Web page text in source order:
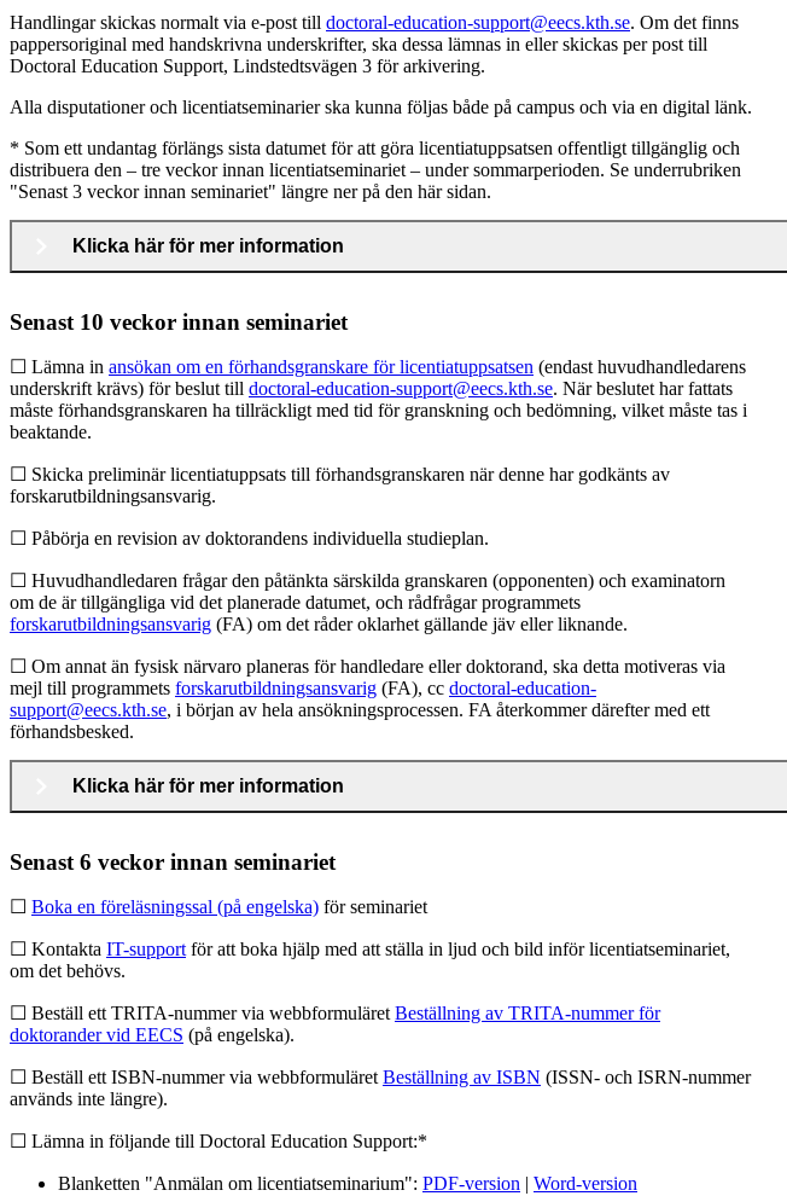
Handlingar skickas normalt via e-post till doctoral-education-support@eecs.kth.se. Om det finns
pappersoriginal med handskrivna underskrifter, ska dessa lämnas in eller skickas per post till
Doctoral Education Support, Lindstedtsvägen 3 för arkivering.
Alla disputationer och licentiatseminarier ska kunna följas både på campus och via en digital länk.
* Som ett undantag förlängs sista datumet för att göra licentiatuppsatsen offentligt tillgänglig och
distribuera den – tre veckor innan licentiatseminariet – under sommarperioden. Se underrubriken
"Senast 3 veckor innan seminariet" längre ner på den här sidan.
Klicka här för mer information
Senast 10 veckor innan seminariet
☐ Lämna in ansökan om en förhandsgranskare för licentiatuppsatsen (endast huvudhandledarens
underskrift krävs) för beslut till doctoral-education-support@eecs.kth.se. När beslutet har fattats
måste förhandsgranskaren ha tillräckligt med tid för granskning och bedömning, vilket måste tas i
beaktande.
☐ Skicka preliminär licentiatuppsats till förhandsgranskaren när denne har godkänts av
forskarutbildningsansvarig.
☐ Påbörja en revision av doktorandens individuella studieplan.
☐ Huvudhandledaren frågar den påtänkta särskilda granskaren (opponenten) och examinatorn
om de är tillgängliga vid det planerade datumet, och rådfrågar programmets
forskarutbildningsansvarig (FA) om det råder oklarhet gällande jäv eller liknande.
☐ Om annat än fysisk närvaro planeras för handledare eller doktorand, ska detta motiveras via
mejl till programmets forskarutbildningsansvarig (FA), cc doctoral-education-
support@eecs.kth.se, i början av hela ansökningsprocessen. FA återkommer därefter med ett
förhandsbesked.
Klicka här för mer information
Senast 6 veckor innan seminariet
☐ Boka en föreläsningssal (på engelska) för seminariet
☐ Kontakta IT-support för att boka hjälp med att ställa in ljud och bild inför licentiatseminariet,
om det behövs.
☐ Beställ ett TRITA-nummer via webbformuläret Beställning av TRITA-nummer för
doktorander vid EECS (på engelska).
☐ Beställ ett ISBN-nummer via webbformuläret Beställning av ISBN (ISSN- och ISRN-nummer
används inte längre).
☐ Lämna in följande till Doctoral Education Support:*
Blanketten "Anmälan om licentiatseminarium": PDF-version | Word-version